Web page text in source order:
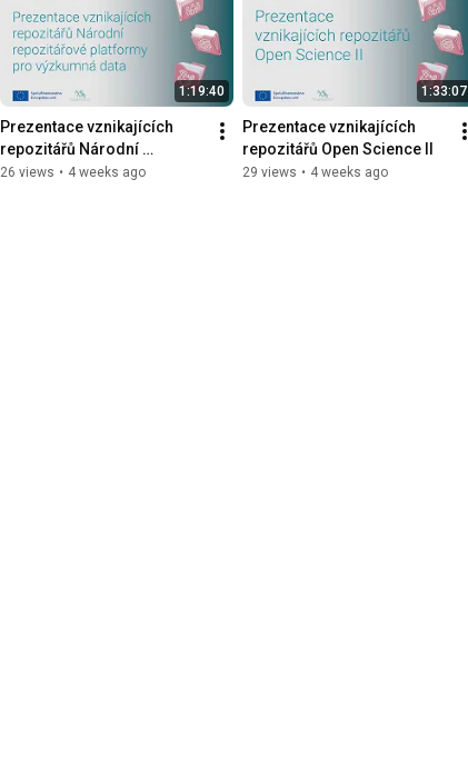
1:19:40
Prezentace vznikajících
repozitářů Národní
repozitářové platformy pro
26 views • 4 weeks ago
1:33:07
Prezentace vznikajících
repozitářů Open Science II
29 views • 4 weeks ago